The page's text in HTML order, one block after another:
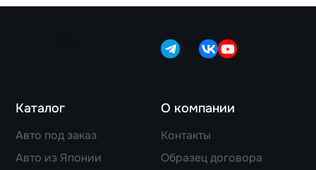
Каталог
Авто под заказ
Авто из Японии
О компании
Контакты
Образец договора